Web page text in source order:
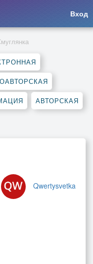
Вход
АВТОРСКАЯ
Qwertysvetka